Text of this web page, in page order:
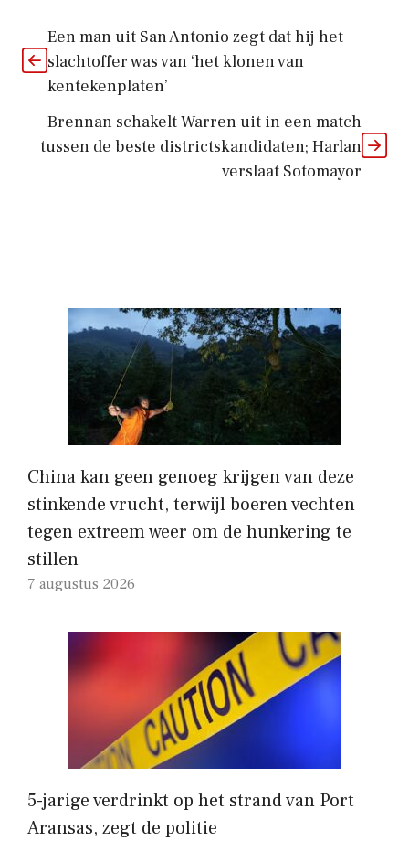
Een man uit San Antonio zegt dat hij het
slachtoffer was van ‘het klonen van
kentekenplaten’
Brennan schakelt Warren uit in een match
tussen de beste districtskandidaten; Harlan
verslaat Sotomayor
China kan geen genoeg krijgen van deze
stinkende vrucht, terwijl boeren vechten
tegen extreem weer om de hunkering te
stillen
7 augustus 2026
5-jarige verdrinkt op het strand van Port
Aransas, zegt de politie